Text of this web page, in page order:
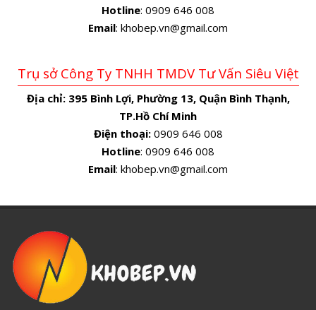
Hotline: 0909 646 008
Email: khobep.vn@gmail.com
Trụ sở Công Ty TNHH TMDV Tư Vấn Siêu Việt
Địa chỉ: 395 Bình Lợi, Phường 13, Quận Bình Thạnh,
TP.Hồ Chí Minh
Điện thoại:0909 646 008
Hotline: 0909 646 008
Email: khobep.vn@gmail.com